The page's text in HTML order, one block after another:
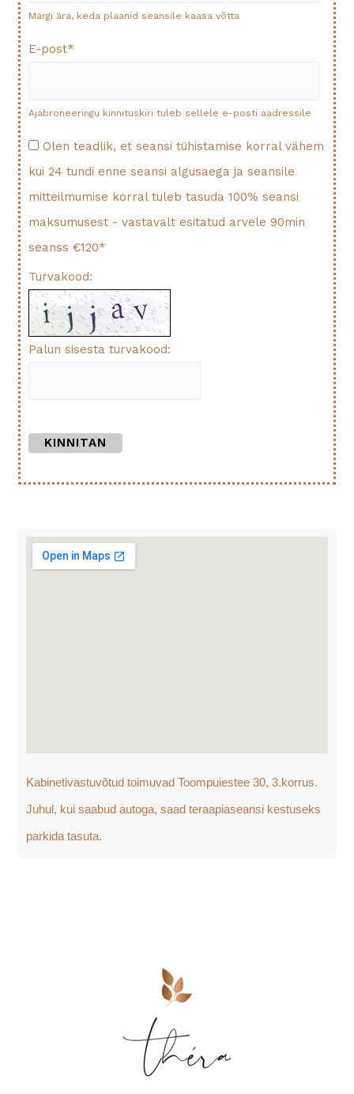
Märgi ära, keda plaanid seansile kaasa võtta
E-post*
Ajabroneeringu kinnituskiri tuleb sellele e-posti aadressile
Olen teadlik, et seansi tühistamise korral vähem
kui 24 tundi enne seansi algusaega ja seansile
mitteilmumise korral tuleb tasuda 100% seansi
maksumusest - vastavalt esitatud arvele 90min
seanss €120*
Turvakood:
Palun sisesta turvakood:
KINNITAN
Kabinetivastuvõtud toimuvad Toompuiestee 30, 3.korrus.
Juhul, kui saabud autoga, saad teraapiaseansi kestuseks
parkida tasuta.